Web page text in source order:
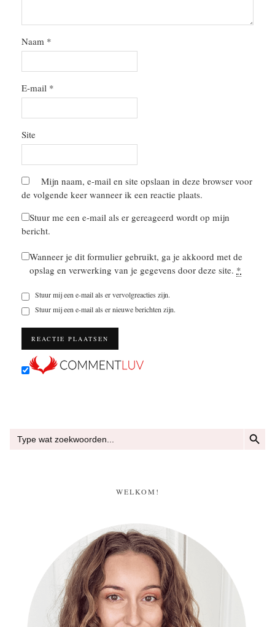
Naam *
E-mail *
Site
Mijn naam, e-mail en site opslaan in deze browser voor
de volgende keer wanneer ik een reactie plaats.
Stuur me een e-mail als er gereageerd wordt op mijn
bericht.
Wanneer je dit formulier gebruikt, ga je akkoord met de
opslag en verwerking van je gegevens door deze site. *
Stuur mij een e-mail als er vervolgreacties zijn.
Stuur mij een e-mail als er nieuwe berichten zijn.
naar:
WELKOM!